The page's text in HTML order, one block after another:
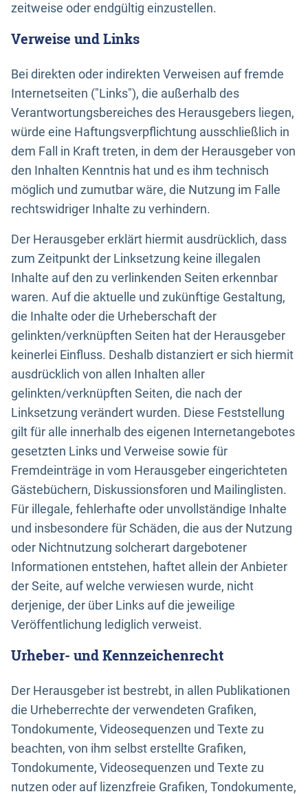
zeitweise oder endgültig einzustellen.
Verweise und Links
Bei direkten oder indirekten Verweisen auf fremde
Internetseiten ("Links"), die außerhalb des
Verantwortungsbereiches des Herausgebers liegen,
würde eine Haftungsverpflichtung ausschließlich in
dem Fall in Kraft treten, in dem der Herausgeber von
den Inhalten Kenntnis hat und es ihm technisch
möglich und zumutbar wäre, die Nutzung im Falle
rechtswidriger Inhalte zu verhindern.
Der Herausgeber erklärt hiermit ausdrücklich, dass
zum Zeitpunkt der Linksetzung keine illegalen
Inhalte auf den zu verlinkenden Seiten erkennbar
waren. Auf die aktuelle und zukünftige Gestaltung,
die Inhalte oder die Urheberschaft der
gelinkten/verknüpften Seiten hat der Herausgeber
keinerlei Einfluss. Deshalb distanziert er sich hiermit
ausdrücklich von allen Inhalten aller
gelinkten/verknüpften Seiten, die nach der
Linksetzung verändert wurden. Diese Feststellung
gilt für alle innerhalb des eigenen Internetangebotes
gesetzten Links und Verweise sowie für
Fremdeinträge in vom Herausgeber eingerichteten
Gästebüchern, Diskussionsforen und Mailinglisten.
Für illegale, fehlerhafte oder unvollständige Inhalte
und insbesondere für Schäden, die aus der Nutzung
oder Nichtnutzung solcherart dargebotener
Informationen entstehen, haftet allein der Anbieter
der Seite, auf welche verwiesen wurde, nicht
derjenige, der über Links auf die jeweilige
Veröffentlichung lediglich verweist.
Urheber- und Kennzeichenrecht
Der Herausgeber ist bestrebt, in allen Publikationen
die Urheberrechte der verwendeten Grafiken,
Tondokumente, Videosequenzen und Texte zu
beachten, von ihm selbst erstellte Grafiken,
Tondokumente, Videosequenzen und Texte zu
nutzen oder auf lizenzfreie Grafiken, Tondokumente,